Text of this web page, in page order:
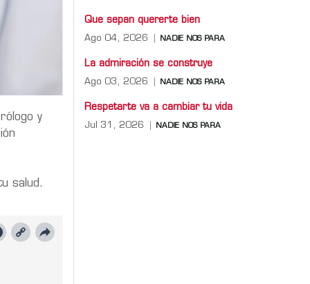
y
salud.
Que sepan quererte bien
Ago 04, 2026 NADIE NOS PARA
La admiración se construye
Ago 03, 2026 NADIE NOS PARA
Respetarte va a cambiar tu vida
Jul 31, 2026 NADIE NOS PARA